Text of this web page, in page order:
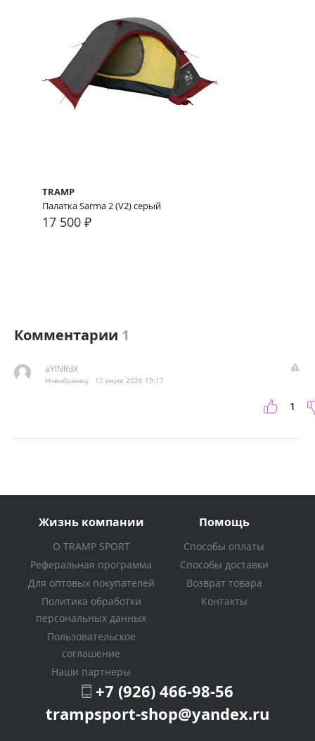
TRAMP
Палатка Sarma 2 (V2) серый
17 500 ₽
Комментарии 1
aYlNlfdX
Новобранец 12 июля 2026 19:17
1
Жизнь компании
О TRAMP SPORT
Реферальная программа
Для оптовых покупателей
Политика обработки
персональных данных
Пользовательское
соглашение
Наши партнеры
Помощь
Способы оплаты
Способы доставки
Возврат товара
Контакты
+7 (926) 466-98-56
trampsport-shop@yandex.ru